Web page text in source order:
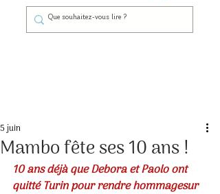
Mambo fête ses 10 ans !
5 juin
10 ans déjà que Debora et Paolo ont
quitté Turin pour rendre hommagesur